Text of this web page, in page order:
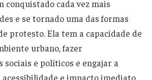
conquistado cada vez mais
e se tornado uma das formas
protesto. Ela tem a capacidade de
urbano, fazer
sociais e políticos e engajar a
acessibilidade e impacto imediato